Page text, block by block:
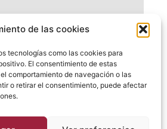
de las cookies
tecnologías como las cookies para
El consentimiento de estas
comportamiento de navegación o las
o retirar el consentimiento, puede afectar